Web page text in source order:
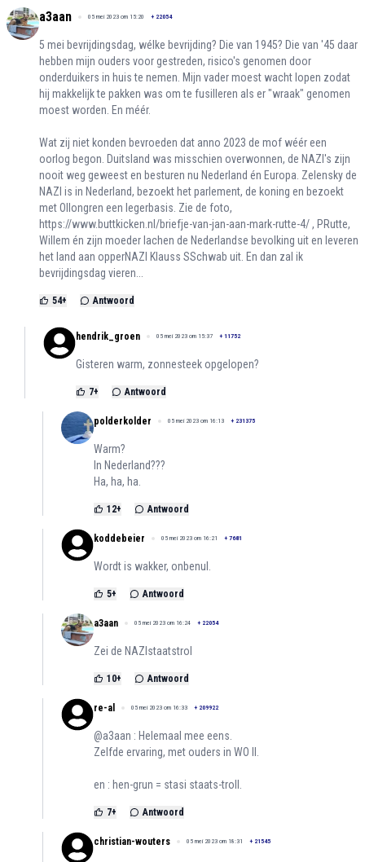
a3aan 05 mei 2023 om 15:20 + 22054
5 mei bevrijdingsdag, wélke bevrijding? Die van 1945? Die van '45 daar
hebben mijn ouders voor gestreden, risico's genomen door
onderduikers in huis te nemen. Mijn vader moest wacht lopen zodat
hij makkelijk te pakken was om te fusilleren als er "wraak" genomen
moest worden. En méér.
Wat zij niet konden bevroeden dat anno 2023 de mof wéér een
oorlog begon. Duitsland was misschien overwonnen, de NAZI's zijn
nooit weg geweest en besturen nu Nederland én Europa. Zelensky de
NAZI is in Nederland, bezoekt het parlement, de koning en bezoekt
met Ollongren een legerbasis. Zie de foto,
https://www.buttkicken.nl/briefje-van-jan-aan-mark-rutte-4/, PRutte,
Willem én zijn moeder lachen de Nederlandse bevolking uit en leveren
het land aan opperNAZI Klauss SSchwab uit. En dan zal ik
bevrijdingsdag vieren...
54+ Antwoord
hendrik_groen 05 mei 2023 om 15:37 + 11752
Gisteren warm, zonnesteek opgelopen?
7+ Antwoord
polderkolder 05 mei 2023 om 16:13 + 231375
Warm?
In Nederland???
Ha, ha, ha.
12+ Antwoord
koddebeier 05 mei 2023 om 16:21 + 7681
Wordt is wakker, onbenul.
5+ Antwoord
a3aan 05 mei 2023 om 16:24 + 22054
Zei de NAZIstaatstrol
10+ Antwoord
re-al 05 mei 2023 om 16:33 + 209922
@a3aan : Helemaal mee eens.
Zelfde ervaring, met ouders in WO II.
en : hen-grun = stasi staats-troll.
7+ Antwoord
christian-wouters 05 mei 2023 om 18:31 + 21545